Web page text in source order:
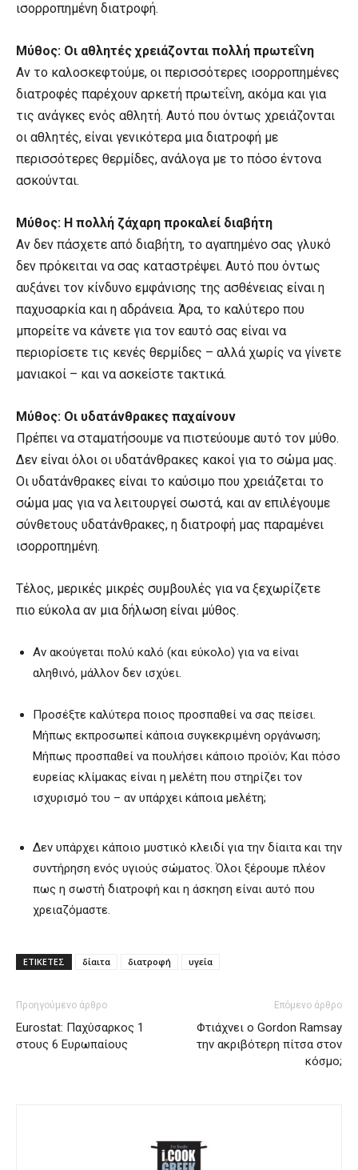
ισορροπημένη διατροφή.
Μύθος: Οι αθλητές χρειάζονται πολλή πρωτεΐνη
Αν το καλοσκεφτούμε, οι περισσότερες ισορροπημένες
διατροφές παρέχουν αρκετή πρωτεΐνη, ακόμα και για
τις ανάγκες ενός αθλητή. Αυτό που όντως χρειάζονται
οι αθλητές, είναι γενικότερα μια διατροφή με
περισσότερες θερμίδες, ανάλογα με το πόσο έντονα
ασκούνται.
Μύθος: Η πολλή ζάχαρη προκαλεί διαβήτη
Αν δεν πάσχετε από διαβήτη, το αγαπημένο σας γλυκό
δεν πρόκειται να σας καταστρέψει. Αυτό που όντως
αυξάνει τον κίνδυνο εμφάνισης της ασθένειας είναι η
παχυσαρκία και η αδράνεια. Άρα, το καλύτερο που
μπορείτε να κάνετε για τον εαυτό σας είναι να
περιορίσετε τις κενές θερμίδες – αλλά χωρίς να γίνετε
μανιακοί – και να ασκείστε τακτικά.
Μύθος: Οι υδατάνθρακες παχαίνουν
Πρέπει να σταματήσουμε να πιστεύουμε αυτό τον μύθο.
Δεν είναι όλοι οι υδατάνθρακες κακοί για το σώμα μας.
Οι υδατάνθρακες είναι το καύσιμο που χρειάζεται το
σώμα μας για να λειτουργεί σωστά, και αν επιλέγουμε
σύνθετους υδατάνθρακες, η διατροφή μας παραμένει
ισορροπημένη.
Τέλος, μερικές μικρές συμβουλές για να ξεχωρίζετε
πιο εύκολα αν μια δήλωση είναι μύθος.
Αν ακούγεται πολύ καλό (και εύκολο) για να είναι
αληθινό, μάλλον δεν ισχύει.
Προσέξτε καλύτερα ποιος προσπαθεί να σας πείσει.
Μήπως εκπροσωπεί κάποια συγκεκριμένη οργάνωση;
Μήπως προσπαθεί να πουλήσει κάποιο προϊόν; Και πόσο
ευρείας κλίμακας είναι η μελέτη που στηρίζει τον
ισχυρισμό του – αν υπάρχει κάποια μελέτη;
Δεν υπάρχει κάποιο μυστικό κλειδί για την δίαιτα και την
συντήρηση ενός υγιούς σώματος. Όλοι ξέρουμε πλέον
πως η σωστή διατροφή και η άσκηση είναι αυτό που
χρειαζόμαστε.
ΕΤΙΚΕΤΕΣ δίαιτα διατροφή υγεία
Προηγούμενο άρθρο
Eurostat: Παχύσαρκος 1
στους 6 Ευρωπαίους
Επόμενο άρθρο
Φτιάχνει ο Gordon Ramsay
την ακριβότερη πίτσα στον
κόσμο;